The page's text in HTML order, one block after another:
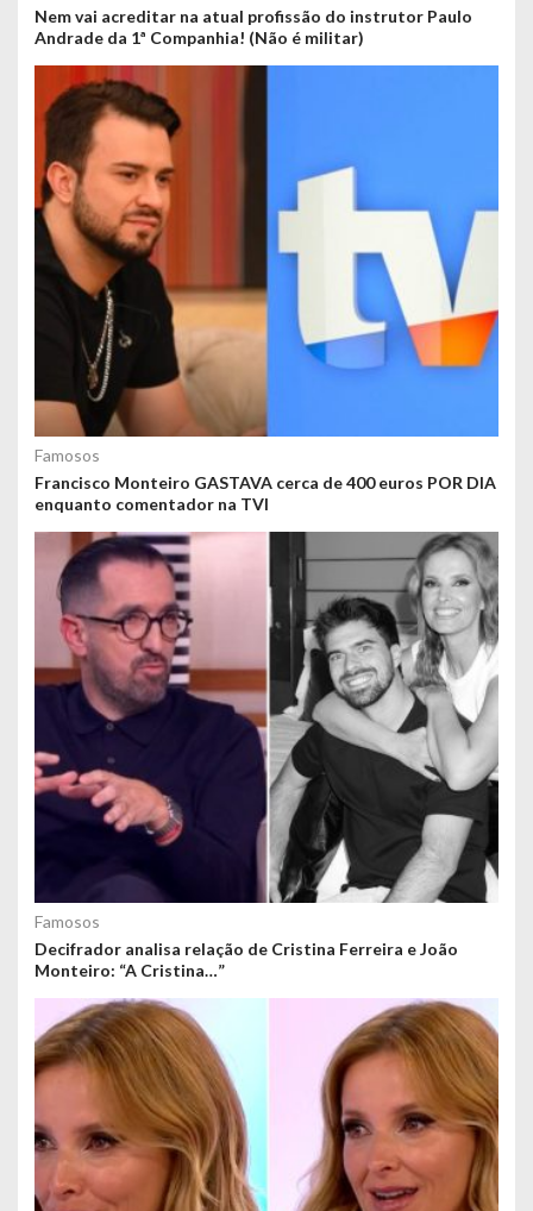
Nem vai acreditar na atual profissão do instrutor Paulo
Andrade da 1ª Companhia! (Não é militar)
Famosos
Francisco Monteiro GASTAVA cerca de 400 euros POR DIA
enquanto comentador na TVI
Famosos
Decifrador analisa relação de Cristina Ferreira e João
Monteiro: “A Cristina…”